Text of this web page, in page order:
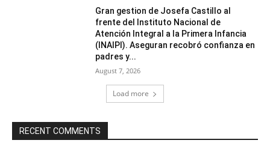
Gran gestion de Josefa Castillo al
frente del Instituto Nacional de
Atención Integral a la Primera Infancia
(INAIPI). Aseguran recobró confianza en
padres y...
August 7, 2026
Load more
RECENT COMMENTS